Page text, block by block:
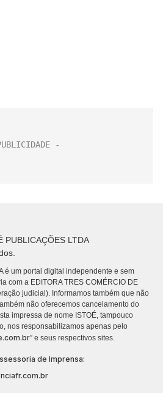
LTDA
é um portal digital independente e sem
com a EDITORA TRES COMÉRCIO DE
judicial). Informamos também que não
não oferecemos cancelamento do
impressa de nome ISTOÉ, tampouco
nos responsabilizamos apenas pelo
” e seus respectivos sites.
de Imprensa: